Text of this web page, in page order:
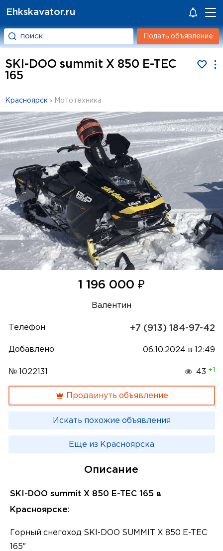
Ehkskavator.ru
Подать объявление
SKI-DOO summit X 850 E-TEC
165
Красноярск › Мототехника
1 196 000 ₽
Валентин
Телефон +7 (913) 184-97-42
Добавлено 06.10.2024 в 12:49
№ 1022131 43 +1
Продвинуть объявление
Искать похожие объявления
Еще из Красноярска
Описание
SKI-DOO summit X 850 E-TEC 165 в
Красноярске:
Горный снегоход SKI-DOO SUMMIT X 850 E-TEC
165″